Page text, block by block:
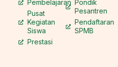
Pembelajaran
Pusat
Kegiatan
Siswa
Prestasi
Pondik
Pesantren
Pendaftaran
SPMB